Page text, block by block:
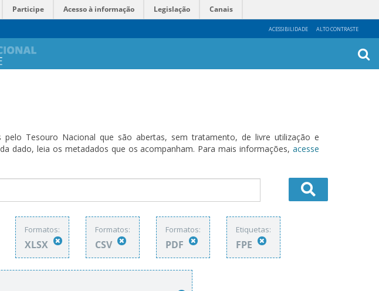
ACESSIBILIDADE ALTO CONTRASTE
Participe Acesso à informação Legislação Canais
Tesouro Nacional que são abertas, sem tratamento, de livre utilização e
dado, leia os metadados que os acompanham. Para mais informações, acesse
Formatos:
XLSX
Formatos:
CSV
Formatos:
PDF
Etiquetas:
FPE